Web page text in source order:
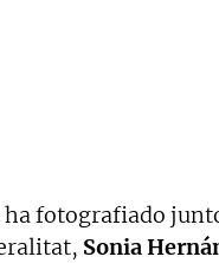
ha fotografiado
Sonia